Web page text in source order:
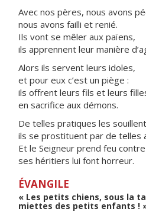
Avec nos pères, nous avons
nous avons failli et renié.
Ils vont se mêler aux païens,
ils apprennent leur manière
Alors ils servent leurs idoles,
et pour eux c’est un piège :
ils offrent leurs fils et leurs
en sacrifice aux démons.
De telles pratiques les
ils se prostituent par de telles
Et le Seigneur prend feu
ses héritiers lui font horreur.
ÉVANGILE
« Les petits chiens, sous la
miettes des petits enfants ! »